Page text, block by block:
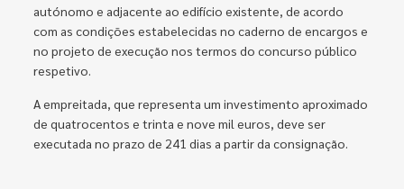
autónomo e adjacente ao edifício existente, de acordo
com as condições estabelecidas no caderno de encargos e
no projeto de execução nos termos do concurso público
respetivo.
A empreitada, que representa um investimento aproximado
de quatrocentos e trinta e nove mil euros, deve ser
executada no prazo de 241 dias a partir da consignação.